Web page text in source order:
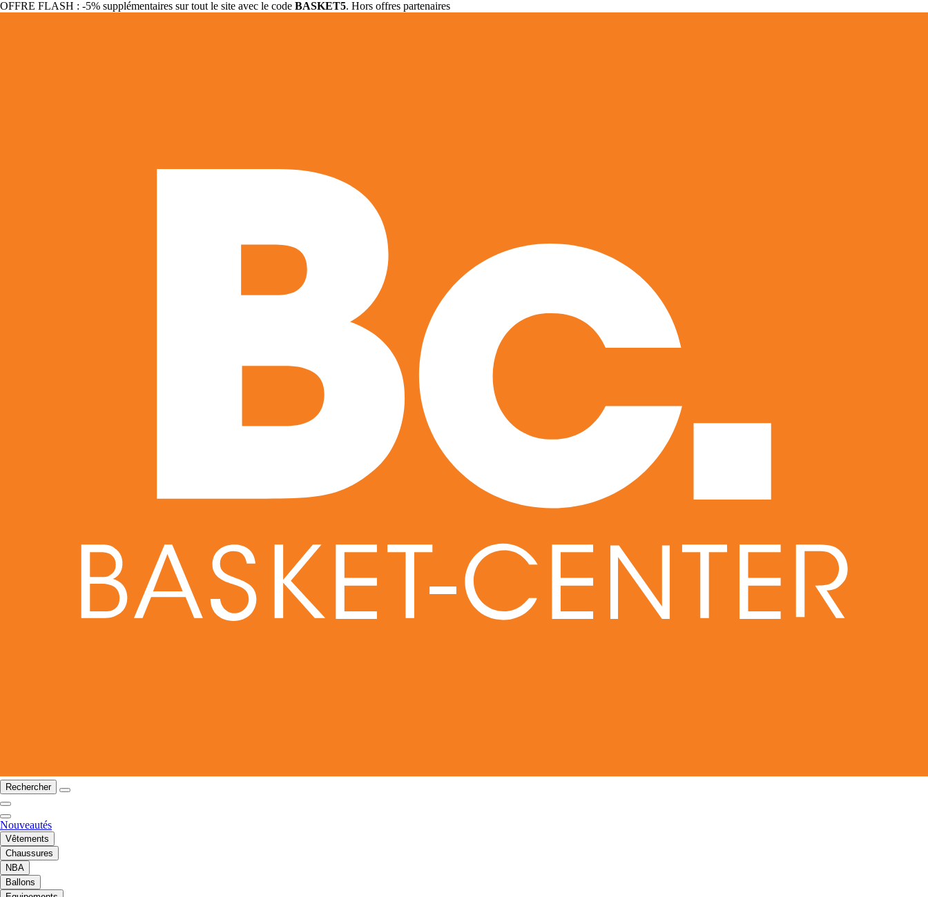
OFFRE FLASH : -5% supplémentaires sur tout le site avec le code BASKET5. Hors offres partenaires
Rechercher
Nouveautés
Vêtements
Chaussures
NBA
Ballons